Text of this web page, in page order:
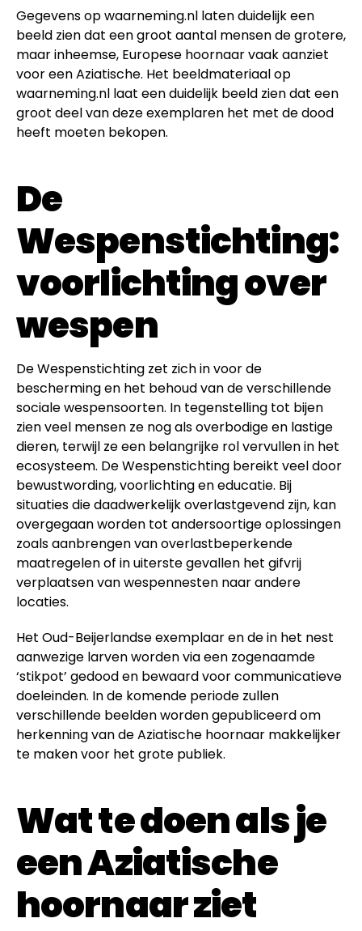
Gegevens op waarneming.nl laten duidelijk een
beeld zien dat een groot aantal mensen de grotere,
maar inheemse, Europese hoornaar vaak aanziet
voor een Aziatische. Het beeldmateriaal op
waarneming.nl laat een duidelijk beeld zien dat een
groot deel van deze exemplaren het met de dood
heeft moeten bekopen.
De
Wespenstichting:
voorlichting over
wespen
De Wespenstichting zet zich in voor de
bescherming en het behoud van de verschillende
sociale wespensoorten. In tegenstelling tot bijen
zien veel mensen ze nog als overbodige en lastige
dieren, terwijl ze een belangrijke rol vervullen in het
ecosysteem. De Wespenstichting bereikt veel door
bewustwording, voorlichting en educatie. Bij
situaties die daadwerkelijk overlastgevend zijn, kan
overgegaan worden tot andersoortige oplossingen
zoals aanbrengen van overlastbeperkende
maatregelen of in uiterste gevallen het gifvrij
verplaatsen van wespennesten naar andere
locaties.
Het Oud-Beijerlandse exemplaar en de in het nest
aanwezige larven worden via een zogenaamde
‘stikpot’ gedood en bewaard voor communicatieve
doeleinden. In de komende periode zullen
verschillende beelden worden gepubliceerd om
herkenning van de Aziatische hoornaar makkelijker
te maken voor het grote publiek.
Wat te doen als je
een Aziatische
hoornaar ziet